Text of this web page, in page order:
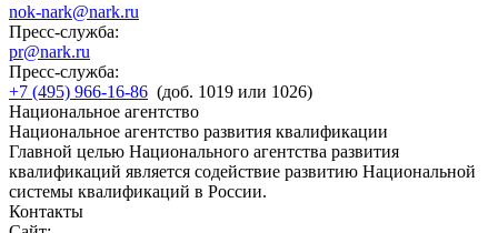
nok-nark@nark.ru
Пресс-служба:
pr@nark.ru
Пресс-служба:
+7 (495) 966-16-86 (доб. 1019 или 1026)
Национальное агентство
Национальное агентство развития квалификации
Главной целью Национального агентства развития
квалификаций является содействие развитию Национальной
системы квалификаций в России.
Контакты